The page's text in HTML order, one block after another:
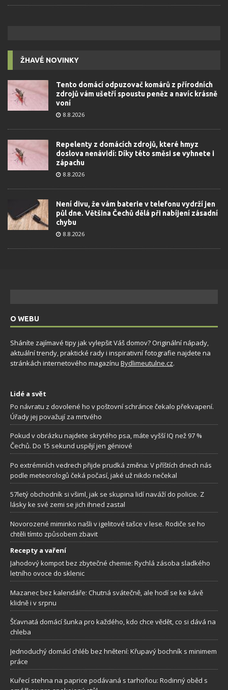
ŽHAVÉ NOVINKY
Tento domácí odpuzovač komárů z přírodních
zdrojů vám ušetří spoustu peněz a navíc krásně
voní
8.8.2026
Repelenty z domácích zdrojů, které hmyz
doslova nenávidí: Díky této směsi se vyhnete i
zápachu
8.8.2026
Není divu, že vám baterie v telefonu vydrží jen
půl dne. Většina Čechů dělá při nabíjení zásadní
chybu
8.8.2026
O WEBU
Sháníte zajímavé tipy jak vylepšit Váš domov? Originální nápady,
aktuální trendy, praktické rady i inspirativní fotografie najdete na
stránkách internetového magazínu Bydlimeutulne.cz.
Lidé a svět
Po návratu z dovolené ho v poštovní schránce čekalo překvapení.
Úřady jej považují za mrtvého
Pokud v obrázku najdete skrytého psa, máte vyšší IQ než 97 %
Čechů. Do 15 sekund uspějí jen géniové
Po extrémních vedrech přijde prudká změna: V příštích dnech nás
podle meteorologů čeká počasí, jaké už nikdo nečekal
57letý obchodník si všiml, jak se skupina lidí naváží do policie. Z
lásky ke své zemi se jich ihned zastal
Novorozené miminko našli v igelitové tašce v lese. Rodiče se ho
chtěli tímto způsobem zbavit
Recepty a vaření
Jahodový kompot bez zbytečné chemie: Rychlá zásoba sladkého
letního ovoce do sklenic
Mazanec bez kalendáře: Chutná svátečně, ale hodí se ke kávě
klidně i v srpnu
Šťavnatá domácí šunka pro každého, kdo chce vědět, co si dává na
chleba
Jednoduchý domácí chléb bez hnětení: Křupavý bochník s minimem
práce
Kuřecí stehna na paprice podávaná s tarhoňou: Rodinný oběd s